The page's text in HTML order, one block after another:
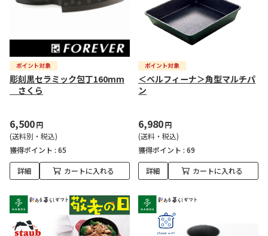
彫刻黒セラミック包丁160mm
さくら
6,500円
(送料別・税込)
獲得ポイント : 65
詳細 カートに入れる
＜ベルフィーナ＞角型マルチパ
ン
6,980円
(送料・税込)
獲得ポイント : 69
詳細 カートに入れる